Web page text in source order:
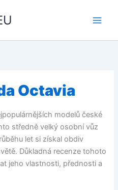
Octavia
modelů české
středně velký osobní vůz
let si získal obdiv
Důkladná recenze tohoto
jeho vlastnosti, přednosti a